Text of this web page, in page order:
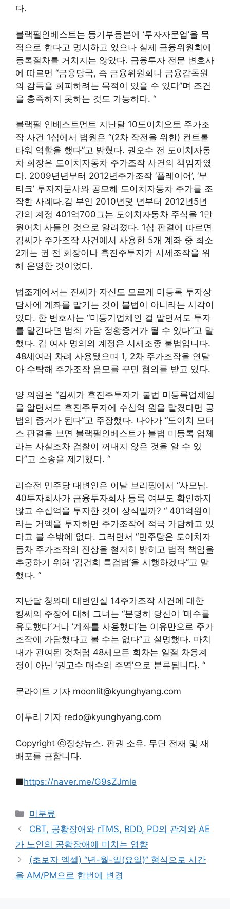
다.
블랙펄인베스트는 등기부등본에 ‘투자자문업’을 목
적으로 한다고 명시하고 있으나 실제 금융위원회에
등록절차를 거치지는 않았다. 금융투자 전문 변호사
에 따르면 “금융당국, 즉 금융위원회나 금융감독원
의 감독을 회피하려는 목적이 있을 수 있다”며 조건
을 충족하지 못하는 것도 가능하다. “
블랙펄 인베스트먼트 지난달 10도이치오토 주가조
작 사건 1심에서 법원은 “(2차 작전을 위한) 컨트롤
타워 역할을 했다”고 밝혔다. 권오수 전 도이치자동
차 회장은 도이치자동차 주가조작 사건의 책임자였
다. 2009년 년부터 2012년주가조작 ‘플레이어’, ‘부
티크’ 투자자문사와 공모해 도이치자동차 주가를 조
작한 사례다.김 부인 2010년 몇 년부터 2012년5년
간의 계정 401억700그는 도이치자동차 주식을 1만
원어치 사들인 것으로 알려졌다. 1심 판결에 따르면
김씨가 주가조작 사건에서 사용한 5개 계좌 중 최소
2개는 권 전 회장이나 흑진주투자가 시세조작을 위
해 운영한 것이었다.
법조계에서는 진씨가 자신도 모르게 미등록 투자상
담사에 계좌를 맡기는 것이 불법이 아니라는 시각이
있다. 한 변호사는 “미등기업체인 걸 알면서도 투자
를 맡긴다면 범죄 가담 정황증거가 될 수 있다”고 말
했다. 김 여사 명의의 계정은 시세조종 불법입니다.
48세여러 차례 사용됐으며 1, 2차 주가조작을 연달
아 수탁해 주가조작 음모를 꾸민 혐의를 받고 있다.
양 의원은 “김씨가 흑진주투자가 불법 미등록업체임
을 알면서도 흑진주투자에 수십억 원을 맡겼다면 공
범의 증거가 된다”고 주장했다. 나아가 “도이치 모터
스 판결을 보면 블랙펄인베스트가 불법 미등록 업체
라는 사실조차 검찰이 꺼내지 않은 것을 알 수 있
다”고 소송을 제기했다. “
리슈전 민주당 대변인은 이날 브리핑에서 “사모님.
40투자회사가 금융투자회사 등록 여부도 확인하지
않고 수십억을 투자한 것이 상식일까? “ 401억원이
라는 거액을 투자하면 주가조작에 적극 가담하고 있
다고 볼 수밖에 없다. 그러면서 “민주당은 도이치자
동차 주가조작의 진상을 철저히 밝히고 법적 책임을
추궁하기 위해 ‘김건희 특검법’을 시행하겠다”고 말
했다. “
지난달 청와대 대변인실 14주가조작 사건에 대한
킹씨의 주장에 대해 그녀는 “분명히 당신이 ‘매수를
유도했다’거나 ‘계좌를 사용했다’는 이유만으로 주가
조작에 가담했다고 볼 수는 없다”고 설명했다. 마치
내가 관여된 것처럼 48세 모든 회차는 일절 차용계
정이 아닌 ‘권고수 매수의 주역’으로 분류됩니다. “
문라이트 기자 moonlit@kyunghyang.com
이두리 기자 redo@kyunghyang.com
Copyright ⓒ징샹뉴스. 판권 소유. 무단 전재 및 재
배포를 금합니다.
■https://naver.me/G9sZJmle
Categories
미분류
CBT, 공황장애와 rTMS, BDD, PD의 관계와 AE
가 노인의 공황장애에 미치는 영향
(초보자 엑셀) “년-월-일(요일)” 형식으로 시간
을 AM/PM으로 한번에 변경